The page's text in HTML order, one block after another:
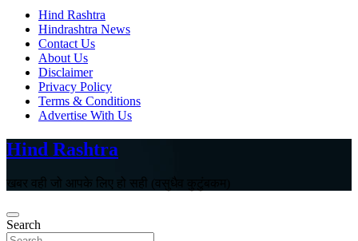
Hind Rashtra
Hindrashtra News
Contact Us
About Us
Disclaimer
Privacy Policy
Terms & Conditions
Advertise With Us
Hind Rashtra
खबर वही जो आपके लिए हो सही (वसुधैव कुटुंबकम)
Search